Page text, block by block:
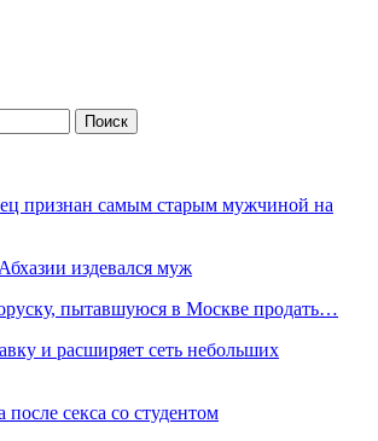
признан самым старым мужчиной на
издевался муж
пытавшуюся в Москве продать…
и расширяет сеть небольших
секса со студентом